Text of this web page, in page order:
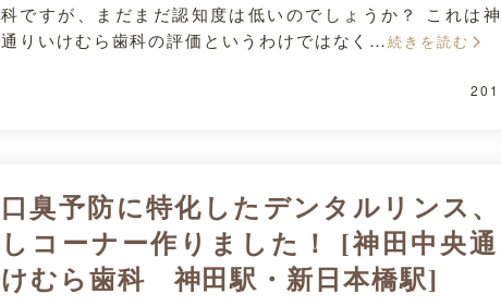
科ですが、まだまだ認知度は低いのでしょうか？ これは
通りいけむら歯科の評価というわけではなく…続きを読む
口臭予防に特化したデンタルリンス
しコーナー作りました！ [神田中央
けむら歯科 神田駅・新日本橋駅]